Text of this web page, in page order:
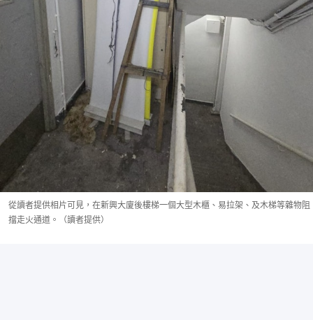
從讀者提供相片可見，在新興大廈後樓梯一個大型木櫃、易拉架、及木梯等雜物阻
擋走火通道。（讀者提供）